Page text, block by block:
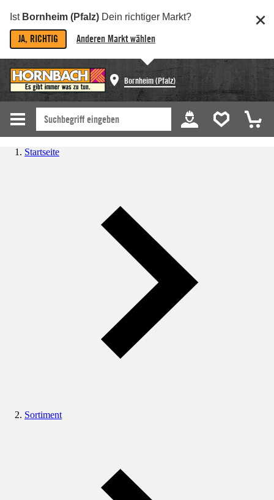
Ist Bornheim (Pfalz) Dein richtiger Markt?
JA, RICHTIG Anderen Markt wählen
Bornheim (Pfalz)
Startseite
Sortiment